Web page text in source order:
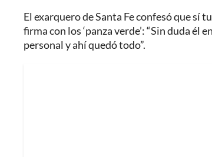
El exarquero de Santa Fe confesó que sí
firma con los ‘panza verde’: “Sin duda
personal y ahí quedó todo”.